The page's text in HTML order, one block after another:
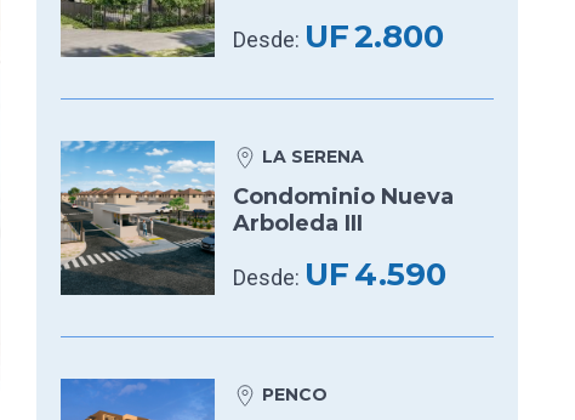
Desde: UF2.800
LA SERENA
Condominio Nueva
Arboleda III
Desde: UF4.590
PENCO